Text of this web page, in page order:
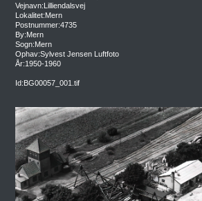
Vejnavn:Lilliendalsvej
Lokalitet:Mern
Postnummer:4735
By:Mern
Sogn:Mern
Ophav:Sylvest Jensen Luftfoto
År:1950-1960
Id:BG00057_001.tif